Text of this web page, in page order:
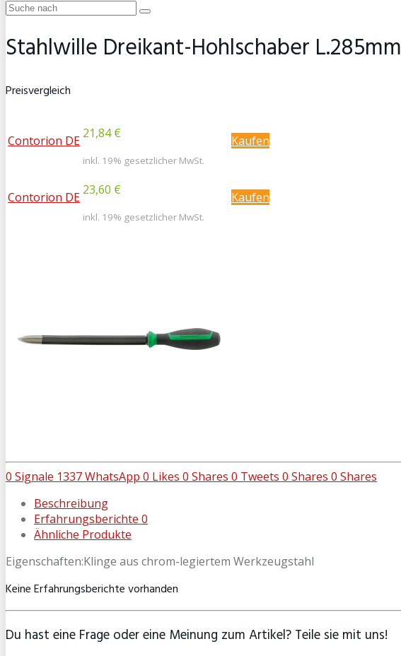
Stahlwille Dreikant-Hohlschaber L.285mm
Preisvergleich
Contorion DE 21,84 €
inkl. 19% gesetzlicher MwSt.
Kaufen
Contorion DE 23,60 €
inkl. 19% gesetzlicher MwSt.
Kaufen
0 Signale 1337WhatsApp 0 Likes 0 Shares 0 Tweets 0 Shares 0 Shares
Beschreibung
Erfahrungsberichte 0
Ähnliche Produkte
Eigenschaften:Klinge aus chrom-legiertem Werkzeugstahl
Keine Erfahrungsberichte vorhanden
Du hast eine Frage oder eine Meinung zum Artikel? Teile sie mit uns!